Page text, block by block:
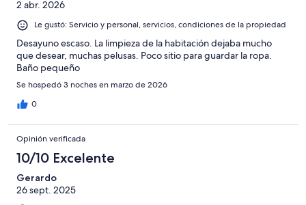
2 abr. 2026
Le gustó: Servicio y personal, servicios, condiciones de la propiedad
Desayuno escaso. La limpieza de la habitación dejaba mucho
que desear, muchas pelusas. Poco sitio para guardar la ropa.
Baño pequeño
Se hospedó 3 noches en marzo de 2026
0
Opinión verificada
10/10 Excelente
Gerardo
26 sept. 2025